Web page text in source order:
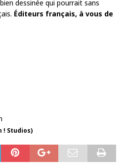
dessinée qui pourrait sans
Éditeurs français, à vous de
! Studios)